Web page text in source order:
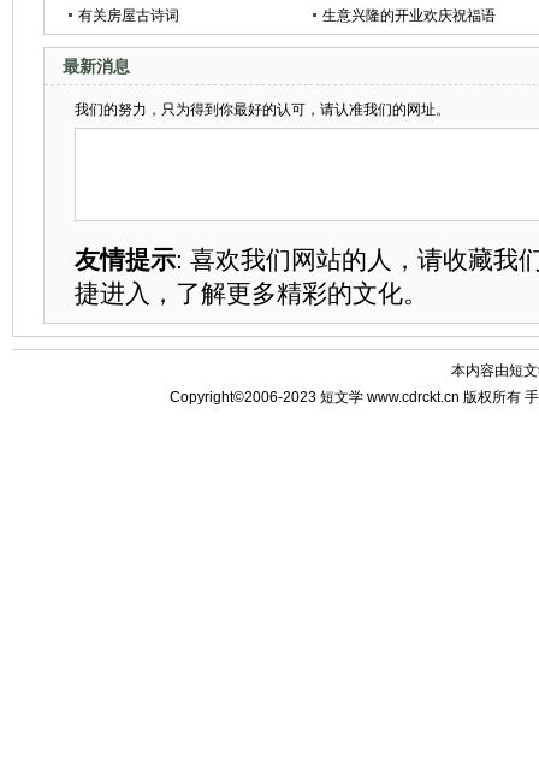
不报三恩
有关房屋古诗词 生意兴隆的开业欢庆祝福语
最新消息
我们的努力，只为得到你最好的认可，请认准我们的网址。
友情提示: 喜欢我们网站的人，请收藏我
捷进入，了解更多精彩的文化。
本内容由短
Copyright©2006-2023 短文学 www.cdrckt.cn 版权所有